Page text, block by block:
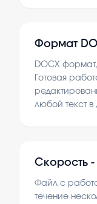
Формат
DOCX
Готовая
любой текст в
Скорость -
Файл с
течение